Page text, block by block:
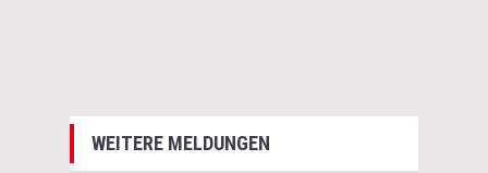
WEITERE MELDUNGEN